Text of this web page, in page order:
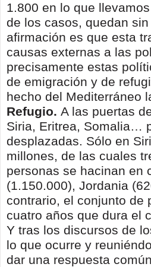
1.800 en lo que
de los casos, quedan
afirmación es que esta
causas externas a las
precisamente estas
de emigración y de
hecho del Mediterráneo
Refugio. A las puertas
Siria, Eritrea, Somalia…
desplazadas. Sólo en
millones, de las cuales
personas se hacinan en
(1.150.000), Jordania
contrario, el conjunto de
cuatro años que dura el
Y tras los discursos de
lo que ocurre y
dar una respuesta